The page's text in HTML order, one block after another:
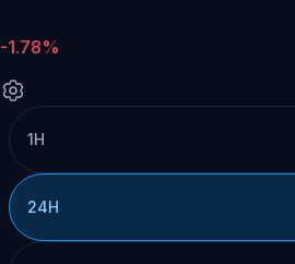
-1.78%
1H
24H